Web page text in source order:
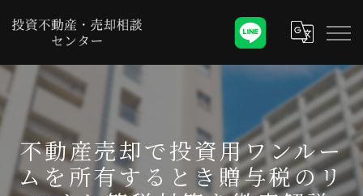
不動産売却で投資用ワンルー
ムを所有するとき贈与税のリ